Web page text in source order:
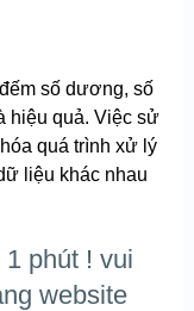
số dương, số
hiệu quả. Việc sử
quá trình xử lý
liệu khác nhau
phút ! vui
website